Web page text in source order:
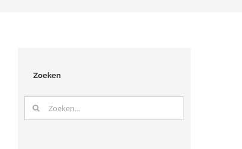
Zoeken
Zoeken
naar: